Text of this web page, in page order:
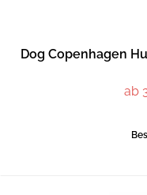
Dog Copenhagen
ab